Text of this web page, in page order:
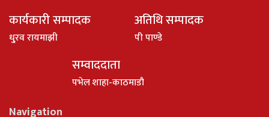
कार्यकारी सम्पादक
धु्रव रायमाझी
अतिथि सम्पादक
पी पाण्डे
सम्वाददाता
पभेल शाहा-काठमाडौ
Navigation